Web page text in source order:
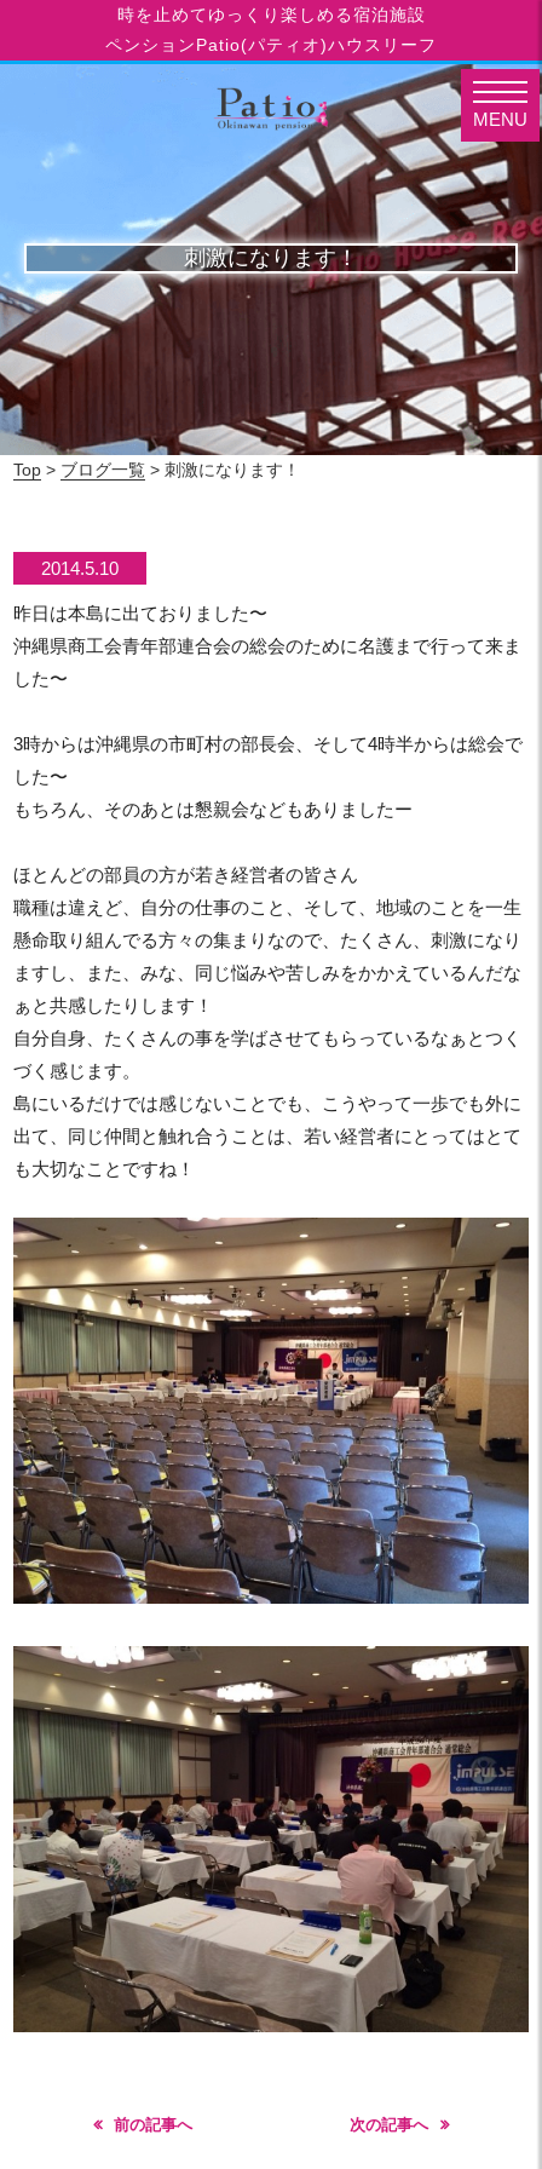
時を止めてゆっくり楽しめる宿泊施設
ペンションPatio(パティオ)ハウスリーフ
刺激になります！
Top > ブログ一覧 > 刺激になります！
2014.5.10
昨日は本島に出ておりました〜
沖縄県商工会青年部連合会の総会のために名護まで行って来ま
した〜
3時からは沖縄県の市町村の部長会、そして4時半からは総会で
した〜
もちろん、そのあとは懇親会などもありましたー
ほとんどの部員の方が若き経営者の皆さん
職種は違えど、自分の仕事のこと、そして、地域のことを一生
懸命取り組んでる方々の集まりなので、たくさん、刺激になり
ますし、また、みな、同じ悩みや苦しみをかかえているんだな
ぁと共感したりします！
自分自身、たくさんの事を学ばさせてもらっているなぁとつく
づく感じます。
島にいるだけでは感じないことでも、こうやって一歩でも外に
出て、同じ仲間と触れ合うことは、若い経営者にとってはとて
も大切なことですね！
前の記事へ 次の記事へ
MENU